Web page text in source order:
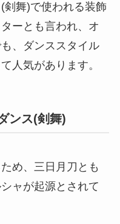
剣舞)で使われる装飾
ーとも言われ、オ
、ダンススタイル
人気があります。
ンス(剣舞)
め、三日月刀とも
ャが起源とされて